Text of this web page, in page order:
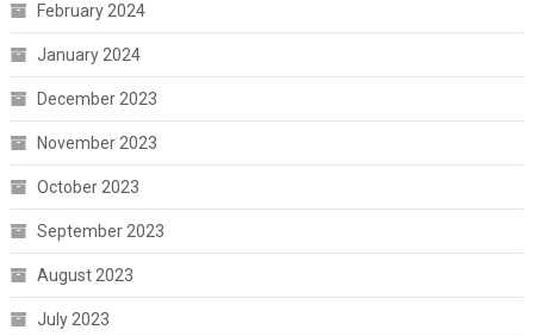
February 2024
January 2024
December 2023
November 2023
October 2023
September 2023
August 2023
July 2023